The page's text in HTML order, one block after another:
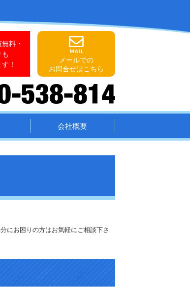
料・
！
メールでの
お問合せはこちら
会社概要
にお困りの方はお気軽にご相談下さ